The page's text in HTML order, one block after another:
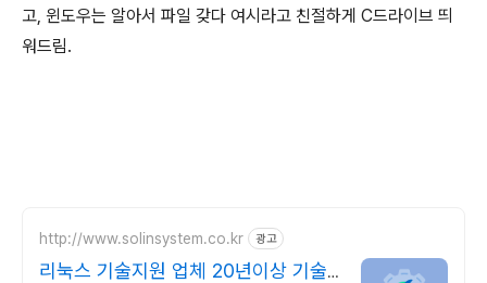
고, 윈도우는 알아서 파일 갖다 여시라고 친절하게 C드라이브 띄
워드림.
http://www.solinsystem.co.kr 광고
리눅스 기술지원 업체 20년이상 기술